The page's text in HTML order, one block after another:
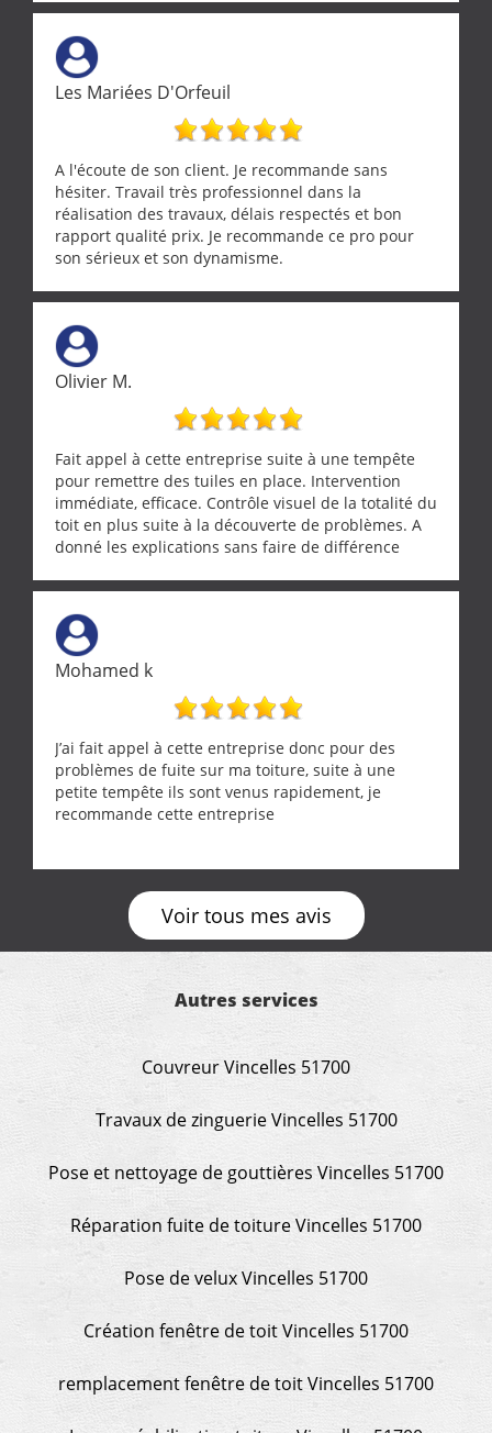
tourterelle et s’est ensuite patiemment occupé de
l’oiseau jusqu’à ce qu’il reprenne ses esprits et
puisse s’envoler. Après quoi il a procédé au
ramonage de notre insert avec dextérité et une
grande propreté, nous gratifiant également de
nombreux conseils concernant d’autres sujets. Un
entrepreneur comme on souhaite en rencontrer.
Encore un grand merci à lui.
Les Mariées D'Orfeuil
A l'écoute de son client. Je recommande sans
hésiter. Travail très professionnel dans la
réalisation des travaux, délais respectés et bon
rapport qualité prix. Je recommande ce pro pour
son sérieux et son dynamisme.
Olivier M.
Fait appel à cette entreprise suite à une tempête
pour remettre des tuiles en place. Intervention
immédiate, efficace. Contrôle visuel de la totalité du
toit en plus suite à la découverte de problèmes. A
donné les explications sans faire de différence
Mohamed k
J’ai fait appel à cette entreprise donc pour des
problèmes de fuite sur ma toiture, suite à une
petite tempête ils sont venus rapidement, je
recommande cette entreprise
Voir tous mes avis
Autres services
Couvreur Vincelles 51700
Travaux de zinguerie Vincelles 51700
Pose et nettoyage de gouttières Vincelles 51700
Réparation fuite de toiture Vincelles 51700
Pose de velux Vincelles 51700
Création fenêtre de toit Vincelles 51700
remplacement fenêtre de toit Vincelles 51700